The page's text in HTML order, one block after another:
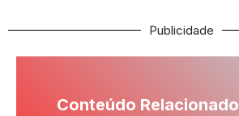
Publicidade
Conteúdo Relacionado